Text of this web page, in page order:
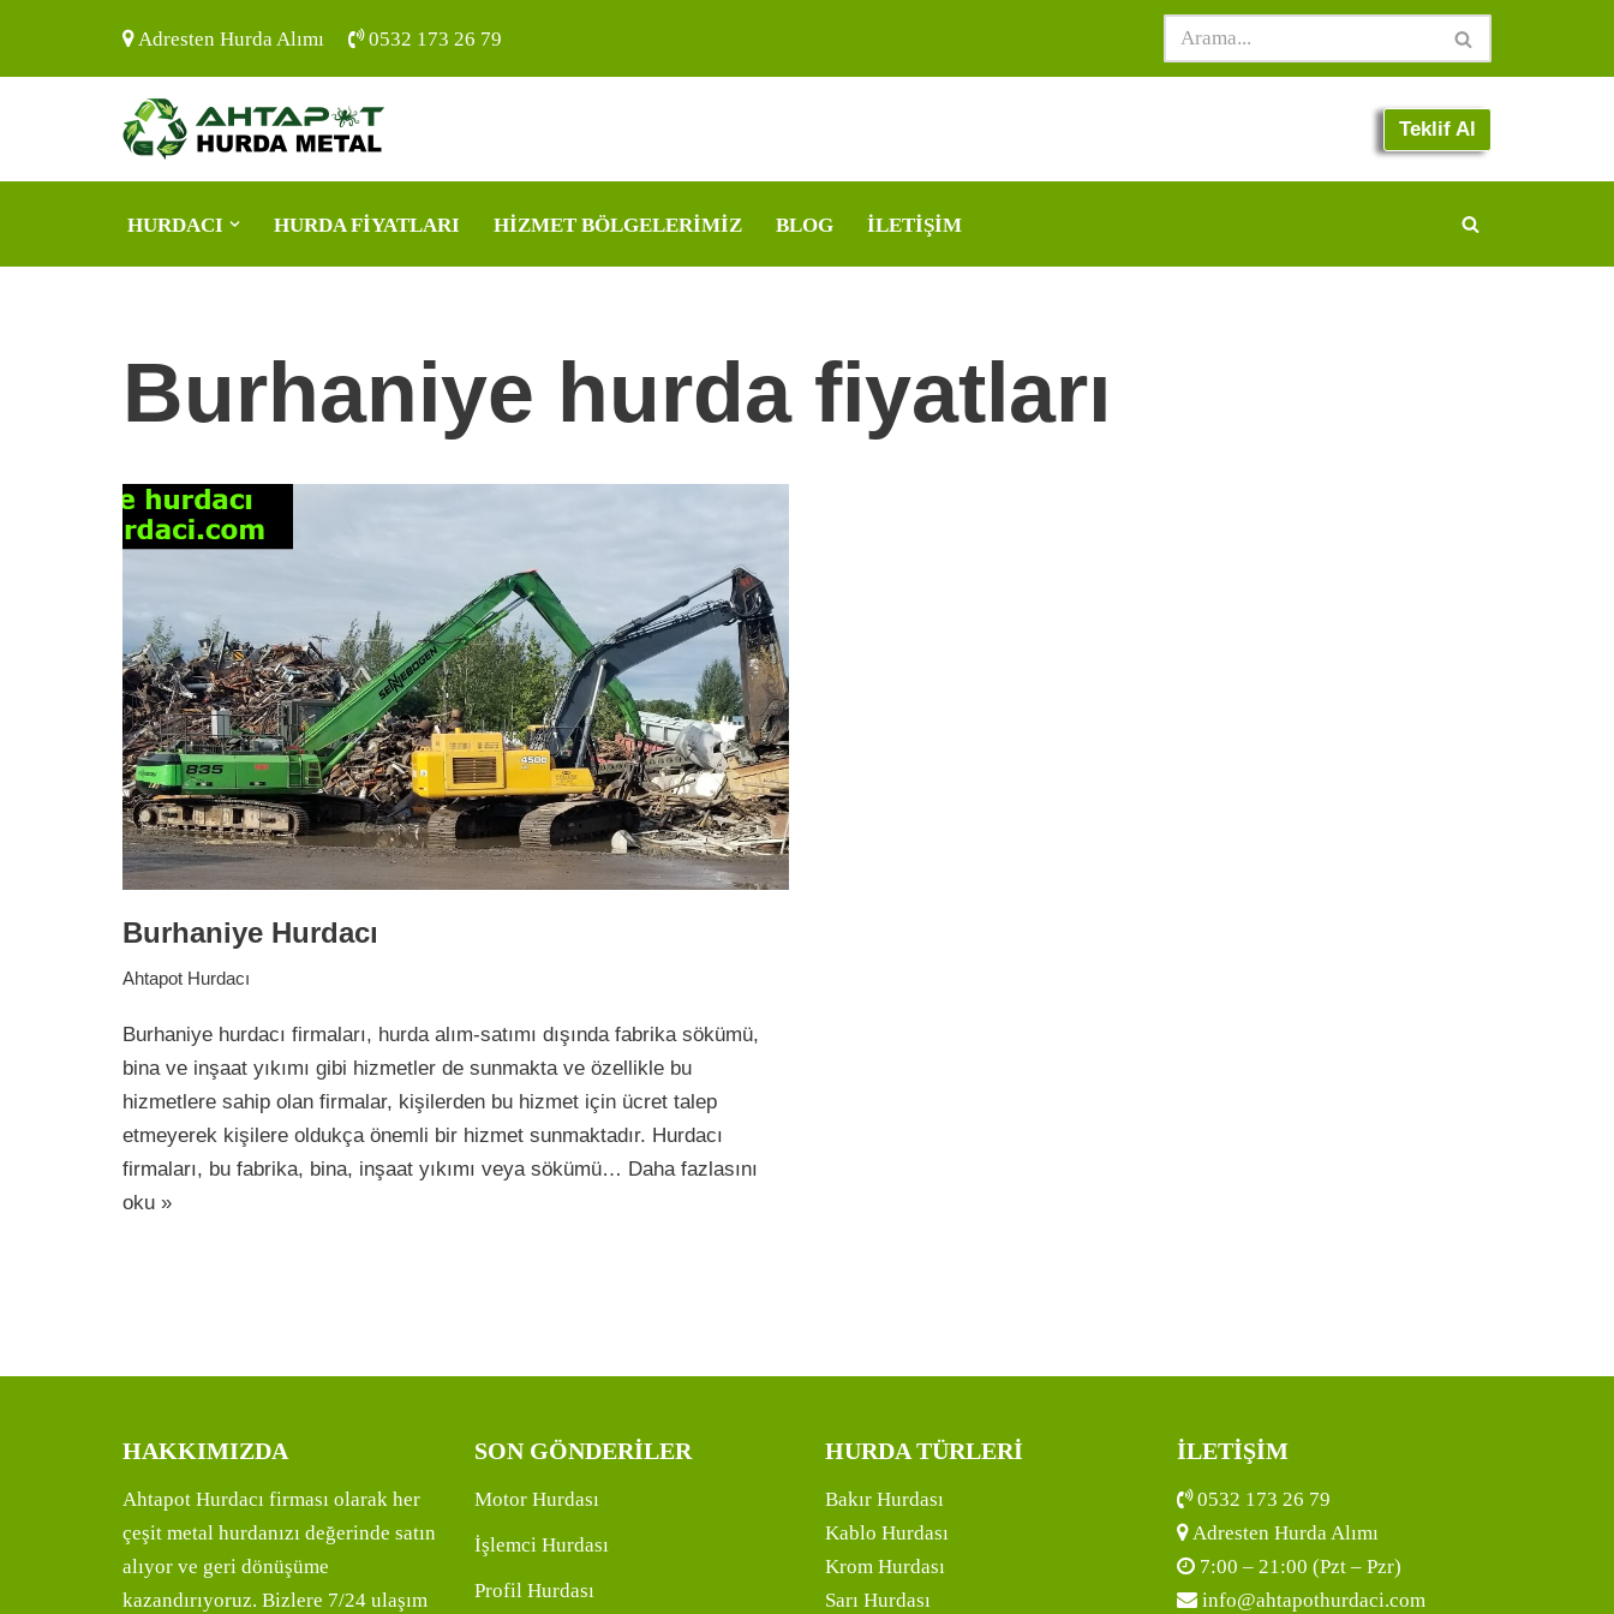
Adresten Hurda Alımı 0532 173 26 79
Teklif Al
HURDACI HURDA FIYATLARI HIZMET BÖLGELERIMIZ BLOG İLETIŞIM
Burhaniye hurda fiyatları
Burhaniye Hurdacı
Ahtapot Hurdacı
Burhaniye hurdacı firmaları, hurda alım-satımı dışında fabrika sökümü,
bina ve inşaat yıkımı gibi hizmetler de sunmakta ve özellikle bu
hizmetlere sahip olan firmalar, kişilerden bu hizmet için ücret talep
etmeyerek kişilere oldukça önemli bir hizmet sunmaktadır. Hurdacı
firmaları, bu fabrika, bina, inşaat yıkımı veya sökümü… Daha fazlasını
oku »
HAKKIMIZDA
Ahtapot Hurdacı firması olarak her
çeşit metal hurdanızı değerinde satın
alıyor ve geri dönüşüme
kazandırıyoruz. Bizlere 7/24 ulaşım
SON GÖNDERİLER
Motor Hurdası
İşlemci Hurdası
Profil Hurdası
HURDA TÜRLERİ
Bakır Hurdası
Kablo Hurdası
Krom Hurdası
Sarı Hurdası
İLETİŞİM
0532 173 26 79
Adresten Hurda Alımı
7:00 – 21:00 (Pzt – Pzr)
info@ahtapothurdaci.com